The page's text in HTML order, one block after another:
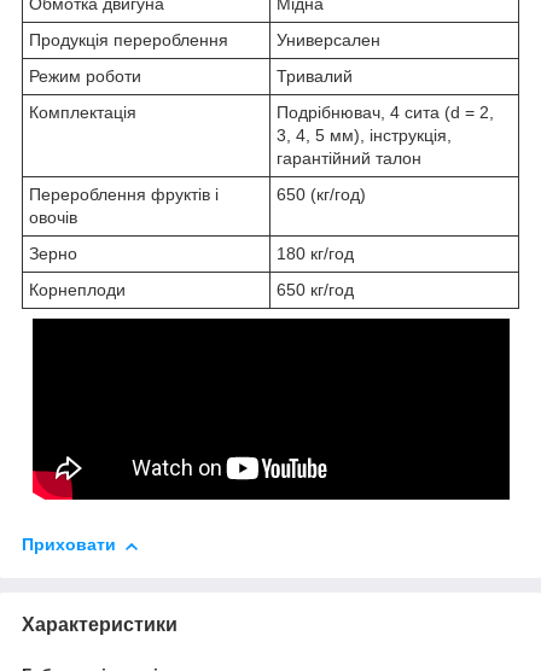
Обмотка двигуна
Мідна
Продукція перероблення
Универсален
Режим роботи
Тривалий
Комплектація
Подрібнювач, 4 сита (d = 2,
3, 4, 5 мм), інструкція,
гарантійний талон
Перероблення фруктів і
овочів
650 (кг/год)
Зерно
180 кг/год
Корнеплоди
650 кг/год
Приховати
Характеристики